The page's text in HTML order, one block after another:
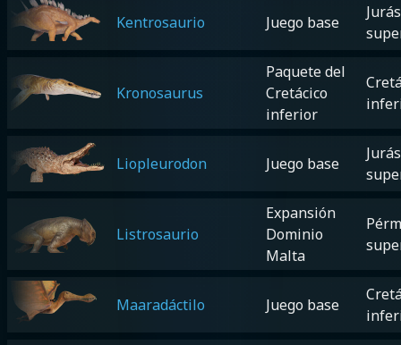
Kentrosaurio Juego base
Kronosaurus
Paquete del
Cretácico
inferior
Liopleurodon Juego base
Listrosaurio
Expansión
Dominio
Malta
Maaradáctilo Juego base